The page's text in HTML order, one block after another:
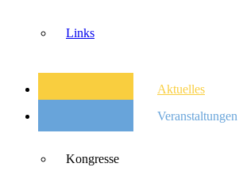
Links
Aktuelles
Veranstaltungen
Kongresse